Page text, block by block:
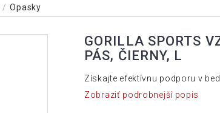
Opasky
GORILLA SPORTS
PÁS, ČIERNY, L
Získajte efektívnu podporu v
Zobraziť podrobnejší popis